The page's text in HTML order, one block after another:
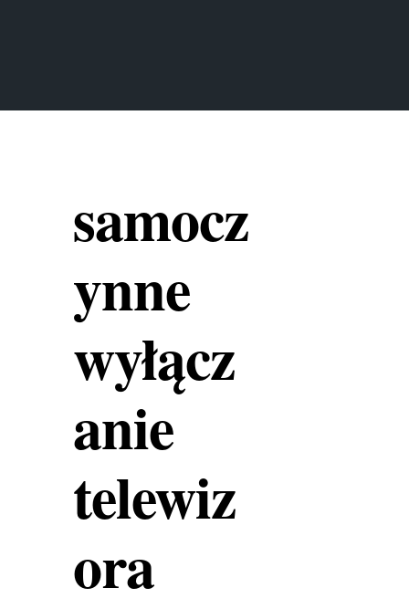
samocz
ynne
wyłącz
anie
telewiz
ora